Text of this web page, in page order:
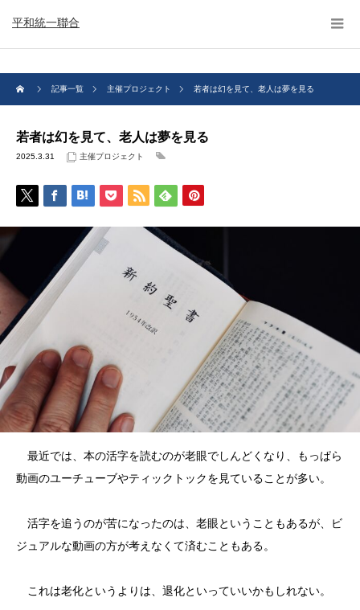
平和統一聯合
記事一覧 主催プロジェクト 若者は幻を見て、老人は夢を見る
若者は幻を見て、老人は夢を見る
2025.3.31 主催プロジェクト
最近では、本の活字を読むのが老眼でしんどくなり、もっぱら
動画のユーチューブやティックトックを見ていることが多い。
活字を追うのが苦になったのは、老眼ということもあるが、ビ
ジュアルな動画の方が考えなくて済むこともある。
これは老化というよりは、退化といっていいかもしれない。